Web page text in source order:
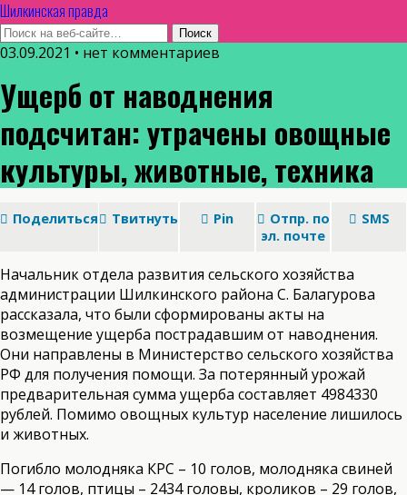
Шилкинская правда
03.09.2021 • нет комментариев
Ущерб от наводнения
подсчитан: утрачены овощные
культуры, животные, техника
Поделиться Твитнуть Pin
Отпр. по
эл. почте
SMS
Начальник отдела развития сельского хозяйства
администрации Шилкинского района С. Балагурова
рассказала, что были сформированы акты на
возмещение ущерба пострадавшим от наводнения.
Они направлены в Министерство сельского хозяйства
РФ для получения помощи. За потерянный урожай
предварительная сумма ущерба составляет 4984330
рублей. Помимо овощных культур население лишилось
и животных.
Погибло молодняка КРС – 10 голов, молодняка свиней
— 14 голов, птицы – 2434 головы, кроликов – 29 голов,